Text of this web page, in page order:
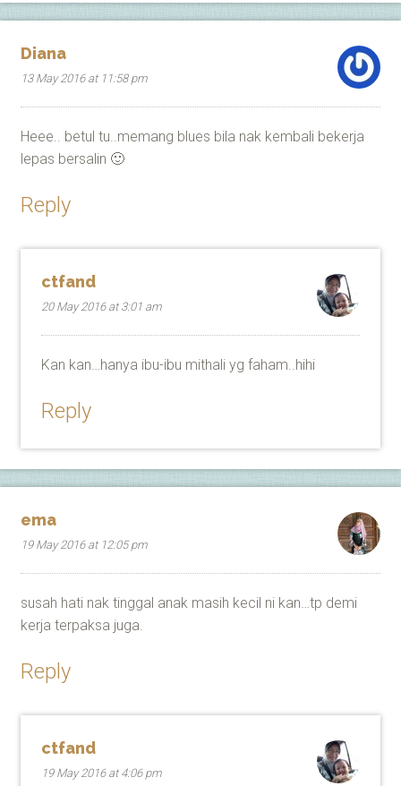
Diana
13 May 2016 at 11:58 pm
Heee.. betul tu..memang blues bila nak kembali bekerja
lepas bersalin 🙂
Reply
ctfand
20 May 2016 at 3:01 am
Kan kan…hanya ibu-ibu mithali yg faham..hihi
Reply
ema
19 May 2016 at 12:05 pm
susah hati nak tinggal anak masih kecil ni kan…tp demi
kerja terpaksa juga.
Reply
ctfand
19 May 2016 at 4:06 pm